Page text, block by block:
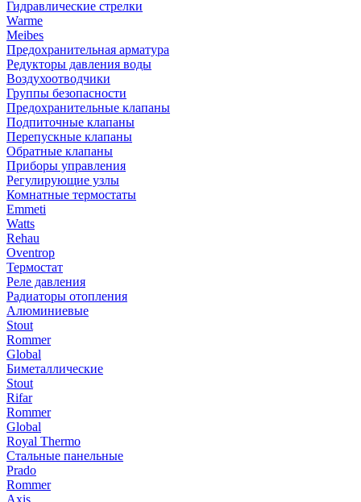
Гидравлические стрелки
Warme
Meibes
Предохранительная арматура
Редукторы давления воды
Воздухоотводчики
Группы безопасности
Предохранительные клапаны
Подпиточные клапаны
Перепускные клапаны
Обратные клапаны
Приборы управления
Регулирующие узлы
Комнатные термостаты
Emmeti
Watts
Rehau
Oventrop
Термостат
Реле давления
Радиаторы отопления
Алюминиевые
Stout
Rommer
Global
Биметаллические
Stout
Rifar
Rommer
Global
Royal Thermo
Стальные панельные
Prado
Rommer
Axis